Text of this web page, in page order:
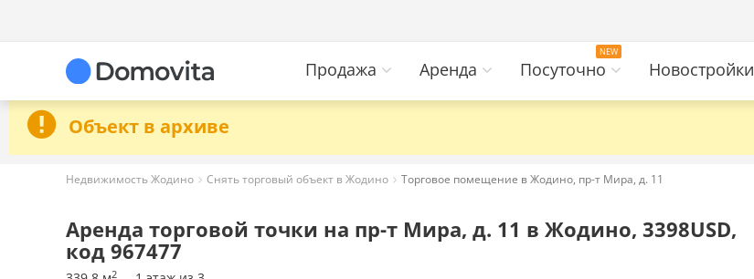
Продажа Аренда Посуточно Новостройки
Объект в архиве
Недвижимость Жодино Снять торговый объект в Жодино Торговое помещение в Жодино, пр-т Мира, д. 11
Аренда торговой точки на пр-т Мира, д. 11 в Жодино, 3398USD,
код 967477
2